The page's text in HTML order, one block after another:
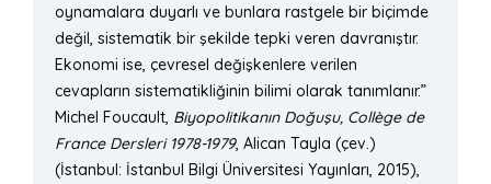
oynamalara duyarlı ve bunlara rastgele bir biçimde
değil, sistematik bir şekilde tepki veren davranıştır.
Ekonomi ise, çevresel değişkenlere verilen
cevapların sistematikliğinin bilimi olarak tanımlanır.”
Michel Foucault, Biyopolitikanın Doğuşu, Collège de
France Dersleri 1978-1979, Alican Tayla (çev.)
(İstanbul: İstanbul Bilgi Üniversitesi Yayınları, 2015),